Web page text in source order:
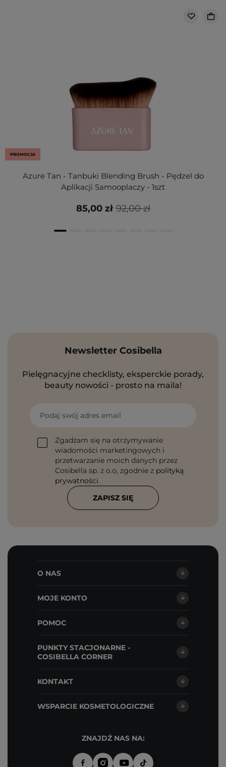
PROMOCJA
Azure Tan - Tanbuki Blending Brush - Pędzel do
Aplikacji Samooplaczy - 1szt
92,00 zł
85,00 zł
Newsletter Cosibella
Pielęgnacyjne checklisty, eksperckie porady,
beauty nowości - prosto na maila!
Podaj swój adres email
Zgadzam się na otrzymywanie
wiadomości marketingowych i
przetwarzanie moich danych przez
Cosibella sp. z o.o, zgodnie z polityką
prywatności.
ZAPISZ SIĘ
O NAS
MOJE KONTO
POMOC
PUNKTY STACJONARNE -
COSIBELLA CORNER
KONTAKT
WSPARCIE KOSMETOLOGICZNE
ZNAJDŹ NAS NA: